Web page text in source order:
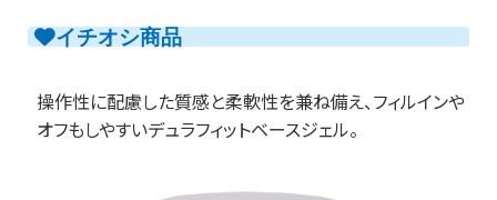
イチオシ商品
操作性に配慮した質感と柔軟性を兼ね備え、フィルインや
オフもしやすいデュラフィットベースジェル。